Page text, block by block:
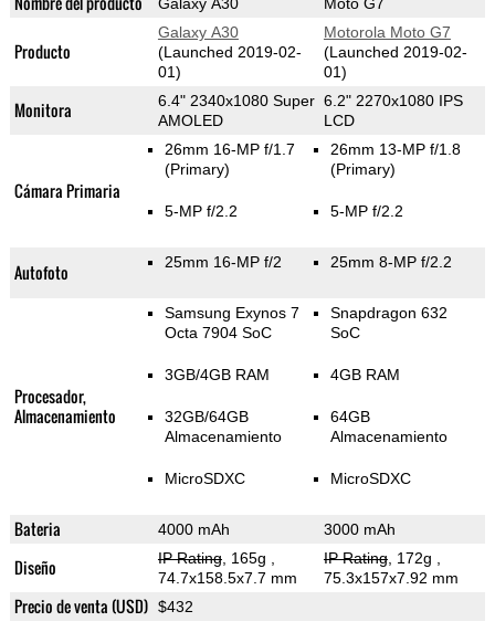
Producto
Galaxy A30
(Launched 2019-02-
01)
Motorola Moto G7
(Launched 2019-02-
01)
Monitora
6.4" 2340x1080 Super
AMOLED
6.2" 2270x1080 IPS
LCD
Cámara Primaria
26mm 16-MP f/1.7
(Primary)
5-MP f/2.2
26mm 13-MP f/1.8
(Primary)
5-MP f/2.2
Autofoto 25mm 16-MP f/2 25mm 8-MP f/2.2
Procesador,
Almacenamiento
Samsung Exynos 7
Octa 7904 SoC
3GB/4GB RAM
32GB/64GB
Almacenamiento
MicroSDXC
Snapdragon 632
SoC
4GB RAM
64GB
Almacenamiento
MicroSDXC
Bateria 4000 mAh 3000 mAh
Diseño IP Rating, 165g
74.7x158.5x7.7 mm
IP Rating, 172g
75.3x157x7.92 mm
Precio de venta (USD) $432